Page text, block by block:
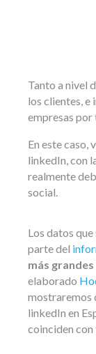
Tanto a nivel
los clientes, e
empresas por
En este caso,
linkedIn, con
realmente
social.
Los datos
parte del
más
elaborado
mostraremos
linkedIn en
coinciden con